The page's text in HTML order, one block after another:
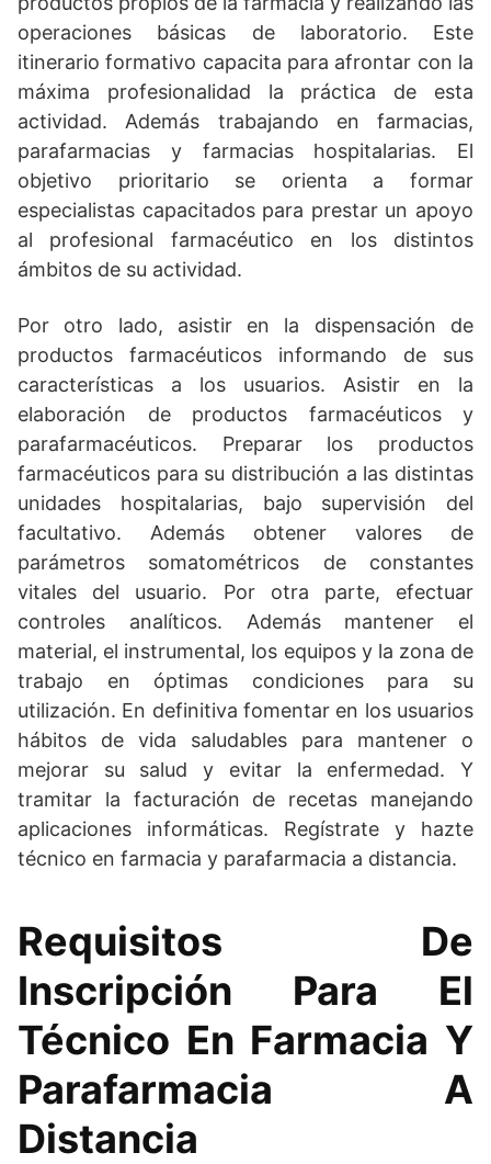
operaciones básicas de laboratorio. Este
itinerario formativo capacita para afrontar con la
máxima profesionalidad la práctica de esta
actividad. Además trabajando en farmacias,
parafarmacias y farmacias hospitalarias. El
objetivo prioritario se orienta a formar
especialistas capacitados para prestar un apoyo
al profesional farmacéutico en los distintos
ámbitos de su actividad.
Por otro lado, asistir en la dispensación de
productos farmacéuticos informando de sus
características a los usuarios. Asistir en la
elaboración de productos farmacéuticos y
parafarmacéuticos. Preparar los productos
farmacéuticos para su distribución a las distintas
unidades hospitalarias, bajo supervisión del
facultativo. Además obtener valores de
parámetros somatométricos de constantes
vitales del usuario. Por otra parte, efectuar
controles analíticos. Además mantener el
material, el instrumental, los equipos y la zona de
trabajo en óptimas condiciones para su
utilización. En definitiva fomentar en los usuarios
hábitos de vida saludables para mantener o
mejorar su salud y evitar la enfermedad. Y
tramitar la facturación de recetas manejando
aplicaciones informáticas. Regístrate y hazte
técnico en farmacia y parafarmacia a distancia.
Requisitos De
Inscripción Para El
Técnico En Farmacia Y
Parafarmacia A
Distancia